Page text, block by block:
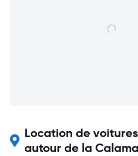
Location de
autour de la Calama